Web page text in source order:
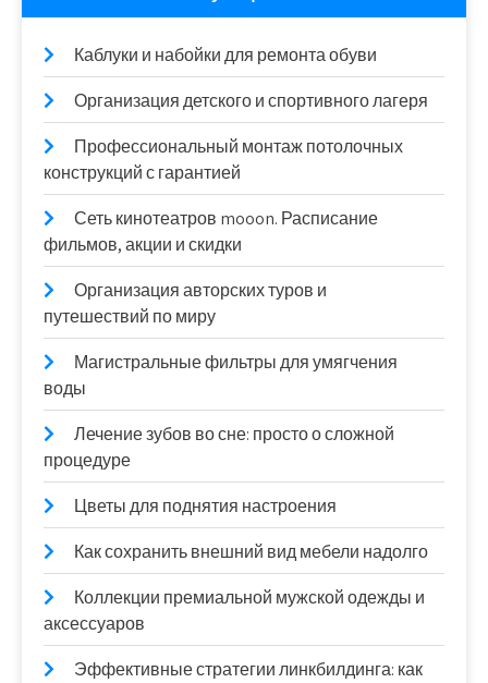
Каблуки и набойки для ремонта обуви
Организация детского и спортивного лагеря
Профессиональный монтаж потолочных
конструкций с гарантией
Сеть кинотеатров mooon. Расписание
фильмов, акции и скидки
Организация авторских туров и
путешествий по миру
Магистральные фильтры для умягчения
воды
Лечение зубов во сне: просто о сложной
процедуре
Цветы для поднятия настроения
Как сохранить внешний вид мебели надолго
Коллекции премиальной мужской одежды и
аксессуаров
Эффективные стратегии линкбилдинга: как